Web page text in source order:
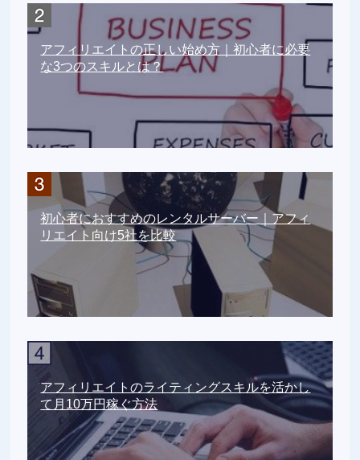
アフィリエイトの正しい始め方｜初心者に必要
な3つのスキルとは？
初心者におすすめのレンタルサーバー｜アフィ
リエイト向け5社を比較
アフィリエイトのライティングスキルを活かし
て月10万円稼ぐ方法